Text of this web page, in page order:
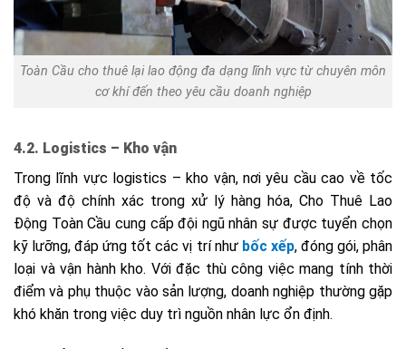
Toàn Cầu cho thuê lại lao động đa dạng lĩnh vực từ chuyên môn
cơ khí đến theo yêu cầu doanh nghiệp
4.2. Logistics – Kho vận
Trong lĩnh vực logistics – kho vận, nơi yêu cầu cao về tốc
độ và độ chính xác trong xử lý hàng hóa, Cho Thuê Lao
Động Toàn Cầu cung cấp đội ngũ nhân sự được tuyển chọn
kỹ lưỡng, đáp ứng tốt các vị trí như bốc xếp, đóng gói, phân
loại và vận hành kho. Với đặc thù công việc mang tính thời
điểm và phụ thuộc vào sản lượng, doanh nghiệp thường gặp
khó khăn trong việc duy trì nguồn nhân lực ổn định.